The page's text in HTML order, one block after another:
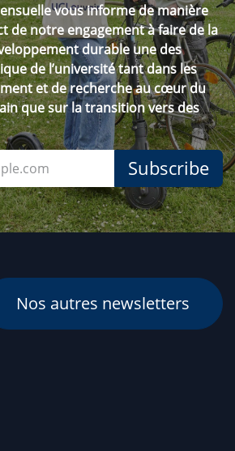
vous informe de manière
de notre engagement à faire de la
durable une des
de l’université tant dans les
et de recherche au cœur du
que sur la transition vers des
Subscribe
Nos autres newsletters